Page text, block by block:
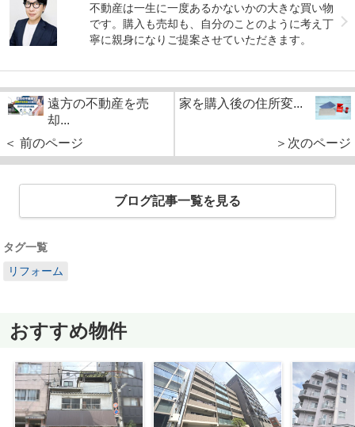
不動産は一生に一度あるかないかの大きな買い物
です。購入も売却も、自分のことのように考え丁
寧に親身になりご提案させていただきます。
遠方の不動産を売
却...
＜ 前のページ
家を購入後の住所変...
＞次のページ
ブログ記事一覧を見る
タグ一覧
リフォーム
おすすめ物件